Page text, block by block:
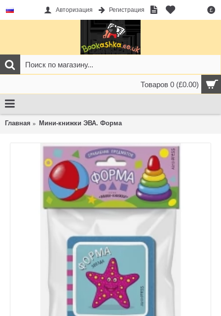
£
Авторизация Регистрация
Товаров 0 (£0.00)
Главная Мини-книжки ЭВА. Форма